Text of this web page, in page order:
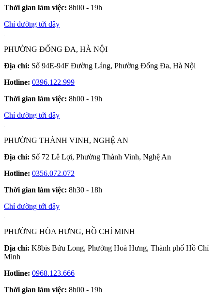
Thời gian làm việc: 8h00 - 19h
Chỉ đường tới đây
PHƯỜNG ĐỐNG ĐA, HÀ NỘI
Địa chỉ: Số 94E-94F Đường Láng, Phường Đống Đa, Hà Nội
Hotline: 0396.122.999
Thời gian làm việc: 8h00 - 19h
Chỉ đường tới đây
PHƯỜNG THÀNH VINH, NGHỆ AN
Địa chỉ: Số 72 Lê Lợi, Phường Thành Vinh, Nghệ An
Hotline: 0356.072.072
Thời gian làm việc: 8h30 - 18h
Chỉ đường tới đây
PHƯỜNG HÒA HƯNG, HỒ CHÍ MINH
Địa chỉ: K8bis Bửu Long, Phường Hoà Hưng, Thành phố Hồ Chí
Minh
Hotline: 0968.123.666
Thời gian làm việc: 8h00 - 19h